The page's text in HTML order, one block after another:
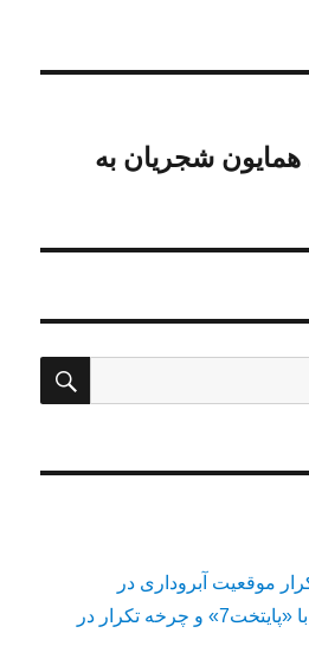
همایون شجریان به
موقعیت آبروداری در
خواستگاری: شباهت با «پایتخت7» و چرخه تکرار در